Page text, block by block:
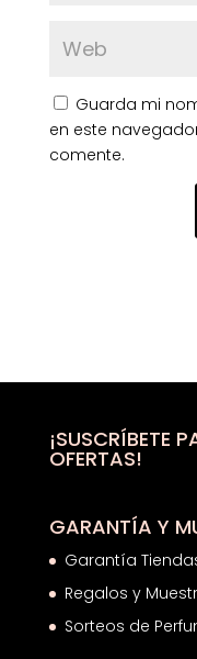
Guarda mi
en este
comente.
¡SUSCRÍBETE
OFERTAS!
GARANTÍA Y
Garantía
Regalos y
Sorteos de